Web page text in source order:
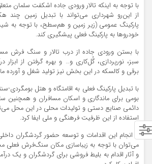
با توجه به اینکه تالار ورودی جاده اشکفت سلمان
از این‌رو شهرداری می‌تواند با تبدیل زمین چند
پارکینگ عمومی (زیر زمین و هم‌سطح، با توجه به
خودروها به پارکینگ فعلی پیشگیری کند.
با بستن ورودی جاده از درب تالار و سنگ فرش
سبز، نورپردازی، گُل‌کاری و… و بهره گرفتن از ابزار
برقی و کالسکه در این بخش نیز تولید شغل و آورده
با تبدیل پارکینگ فعلی به اقامتگاه و هتل بومگردی-
بومی برای ماندگاری و اسکان مسافران و همچنین
دائمی صنایع دستی و تولیدات محلی در این محل
استفاده از این ظرفیت فرهنگی و ملی ایفا کرد.
با انجام این اقدامات و توسعه حضور گردشگران
می‌توان با توجه به زیباسازی مکان سنگ‌فرش فعلی
و آثار اقدام به بلیط فروشی برای گردشگران و یک